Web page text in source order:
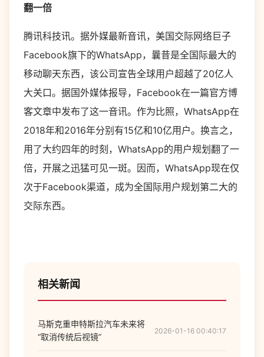
翻一倍
腾讯科技讯。据外媒最新音讯，美国交际网络巨子
Facebook旗下的WhatsApp，曩昔是全国际最大的
移动聊天东西，该公司宣告全球用户超越了20亿人
大关口。据国外媒体报导，Facebook在一篇官方博
客文章中发布了这一音讯。作为比照，WhatsApp在
2018年和2016年分别有15亿和10亿用户。换言之，
用了大约四年的时刻，WhatsApp的用户规划翻了一
倍，开展之迅猛可见一斑。因而，WhatsApp现在仅
次于Facebook渠道，成为全国际用户规划第二大的
交际东西。
相关新闻
马斯克重申特斯拉汽车未来将
“取消传统后视镜”
2026-01-16 00:40:17